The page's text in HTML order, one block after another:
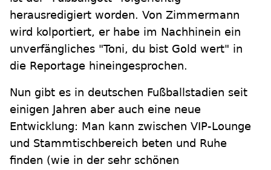
herausredigiert worden. Von Zimmermann
wird kolportiert, er habe im Nachhinein ein
unverfängliches "Toni, du bist Gold wert" in
die Reportage hineingesprochen.
Nun gibt es in deutschen Fußballstadien seit
einigen Jahren aber auch eine neue
Entwicklung: Man kann zwischen VIP-Lounge
und Stammtischbereich beten und Ruhe
finden (wie in der sehr schönen